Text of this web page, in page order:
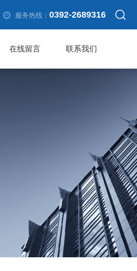
服务热线： 0392-2689316
在线留言 联系我们